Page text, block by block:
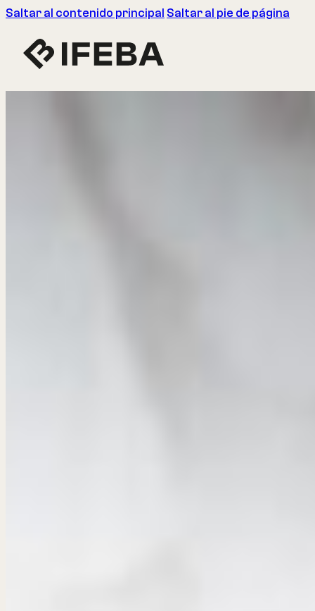
Saltar al contenido principal Saltar al pie de página